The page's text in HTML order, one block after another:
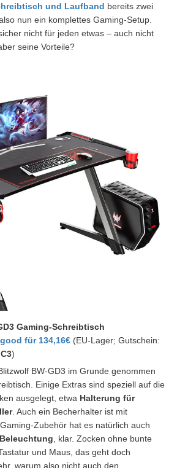
und Laufband bereits zwei
nun ein komplettes Gaming-Setup.
nicht für jeden etwas – auch nicht
seine Vorteile?
Gaming-Schreibtisch
für 134,16€ (EU-Lager; Gutschein:
)
BW-GD3 im Grunde genommen
Einige Extras sind speziell auf die
ausgelegt, etwa Halterung für
. Auch ein Becherhalter ist mit
Zubehör hat es natürlich auch
, klar. Zocken ohne bunte
und Maus, das geht doch
warum also nicht auch den